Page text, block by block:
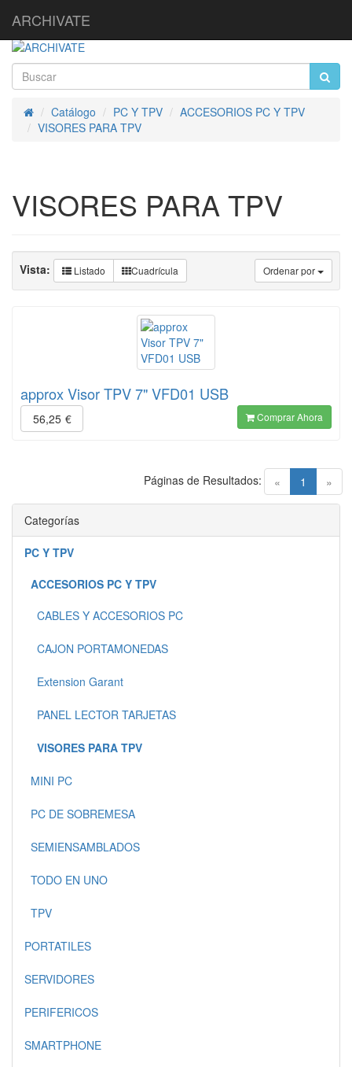
ARCHIVATE
InicioCatálogo PC Y TPV
ACCESORIOS PC Y TPV
VISORES PARA TPV
VISORES PARA TPV
Ordenar por
Vista: Listado Cuadrícula
approx Visor TPV 7" VFD01 USB
56,25 € Comprar Ahora
« 1 (current)
»
Páginas de Resultados:
Categorías
PC Y TPV
ACCESORIOS PC Y TPV
CABLES Y ACCESORIOS PC
CAJON PORTAMONEDAS
Extension Garant
PANEL LECTOR TARJETAS
VISORES PARA TPV
MINI PC
PC DE SOBREMESA
SEMIENSAMBLADOS
TODO EN UNO
TPV
PORTATILES
SERVIDORES
PERIFERICOS
SMARTPHONE